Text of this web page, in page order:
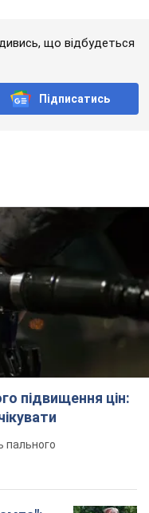
що відбудеться
Підписатись
підвищення цін:
пального